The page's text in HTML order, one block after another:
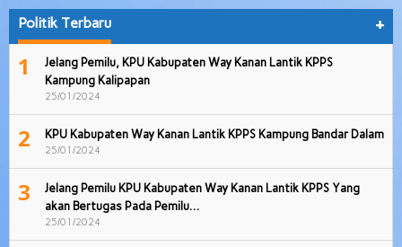
Politik Terbaru +
1
Jelang Pemilu, KPU Kabupaten Way Kanan Lantik KPPS
Kampung Kalipapan
25/01/2024
2 KPU Kabupaten Way Kanan Lantik KPPS Kampung Bandar Dalam
25/01/2024
3
Jelang Pemilu KPU Kabupaten Way Kanan Lantik KPPS Yang
akan Bertugas Pada Pemilu…
25/01/2024